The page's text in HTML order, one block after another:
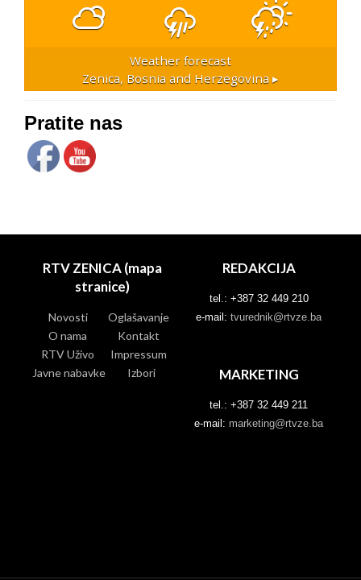
Weather forecast
Zenica, Bosnia and Herzegovina ▸
Pratite nas
RTV ZENICA (mapa
stranice)
Novosti
Oglašavanje
O nama
Kontakt
RTV Uživo
Impressum
Javne nabavke
Izbori
REDAKCIJA
tel.: +387 32 449 210
e-mail: tvurednik@rtvze.ba
MARKETING
tel.: +387 32 449 211
e-mail: marketing@rtvze.ba